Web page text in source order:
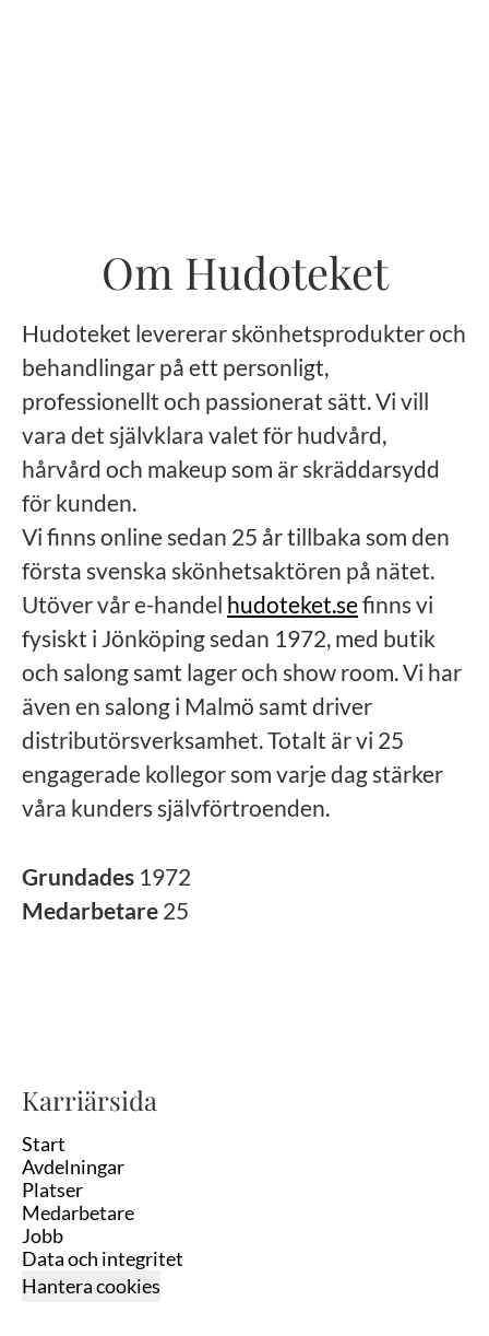
Om Hudoteket
Hudoteket levererar skönhetsprodukter och
behandlingar på ett personligt,
professionellt och passionerat sätt. Vi vill
vara det självklara valet för hudvård,
hårvård och makeup som är skräddarsydd
för kunden.
Vi finns online sedan 25 år tillbaka som den
första svenska skönhetsaktören på nätet.
Utöver vår e-handel hudoteket.sefinns vi
fysiskt i Jönköping sedan 1972, med butik
och salong samt lager och show room. Vi har
även en salong i Malmö samt driver
distributörsverksamhet. Totalt är vi 25
engagerade kollegor som varje dag stärker
våra kunders självförtroenden.
Grundades 1972
Medarbetare 25
Karriärsida
Start
Avdelningar
Platser
Medarbetare
Jobb
Data och integritet
Hantera cookies